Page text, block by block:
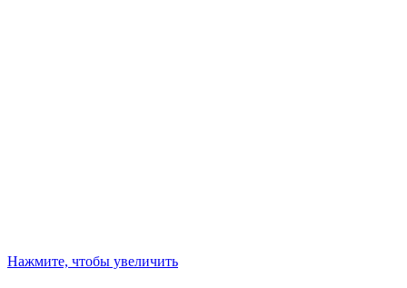
Нажмите, чтобы увеличить